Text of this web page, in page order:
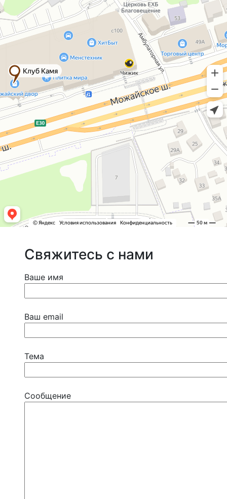
Свяжитесь с нами
Ваше имя
Ваш email
Тема
Сообщение